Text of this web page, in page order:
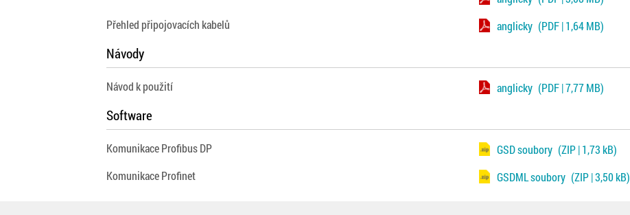
Přehled připojovacích kabelů
anglicky (PDF | 1,64 MB)
Návody
Návod k použití anglicky (PDF | 7,77 MB)
Software
Komunikace Profibus DP GSD soubory (ZIP | 1,73 kB)
Komunikace Profinet
GSDML soubory (ZIP | 3,50 kB)